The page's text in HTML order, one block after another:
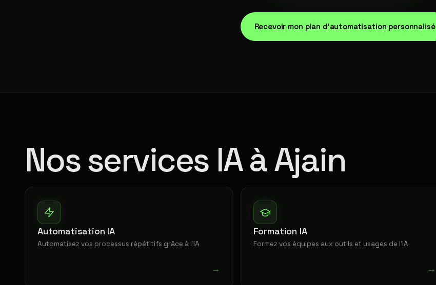
Recevoir mon plan d'automatisation personnalisé
Nos services IA à Ajain
Automatisation IA
Automatisez vos processus répétitifs grâce à l'IA
→
Formation IA
Formez vos équipes aux outils et usages de l'IA
→